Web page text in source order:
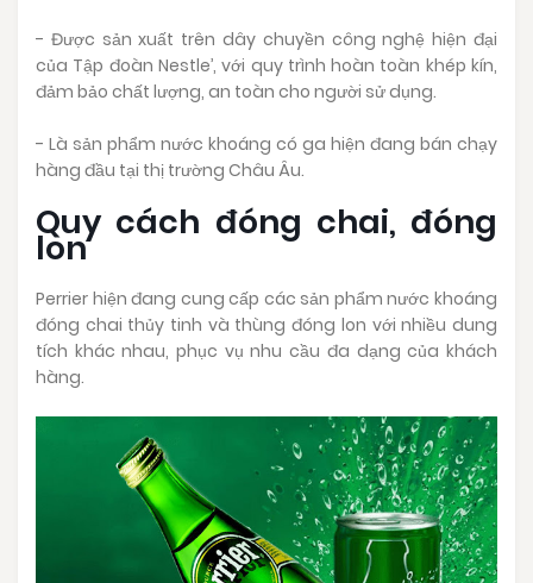
- Được sản xuất trên dây chuyền công nghệ hiện đại
của Tập đoàn Nestle’, với quy trình hoàn toàn khép kín,
đảm bảo chất lượng, an toàn cho người sử dụng.
- Là sản phẩm nước khoáng có ga hiện đang bán chạy
hàng đầu tại thị trường Châu Âu.
Quy cách đóng chai, đóng
lon
Perrier hiện đang cung cấp các sản phẩm nước khoáng
đóng chai thủy tinh và thùng đóng lon với nhiều dung
tích khác nhau, phục vụ nhu cầu đa dạng của khách
hàng.